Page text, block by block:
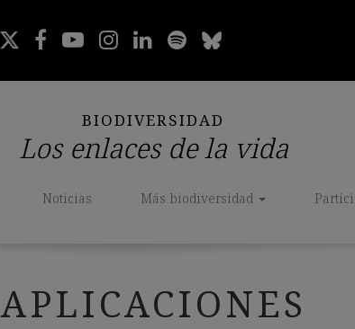
BIODIVERSIDAD
Los enlaces de la vida
Noticias Más biodiversidad
APLICACIONES